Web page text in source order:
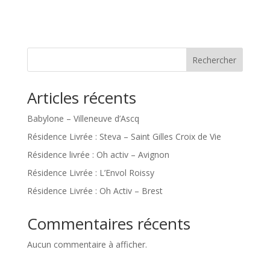
Rechercher
Articles récents
Babylone – Villeneuve d’Ascq
Résidence Livrée : Steva – Saint Gilles Croix de Vie
Résidence livrée : Oh activ – Avignon
Résidence Livrée : L’Envol Roissy
Résidence Livrée : Oh Activ – Brest
Commentaires récents
Aucun commentaire à afficher.